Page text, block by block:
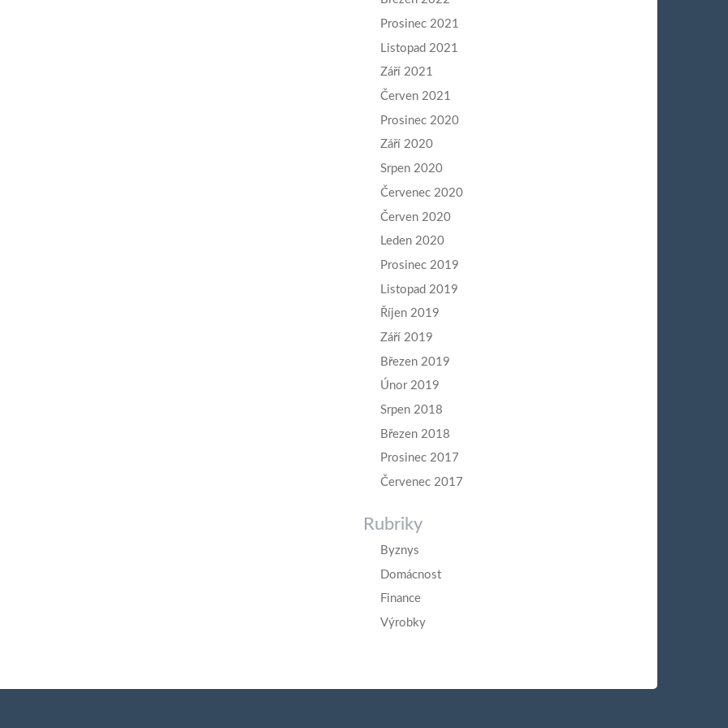
Prosinec 2021
Listopad 2021
Září 2021
Červen 2021
Prosinec 2020
Září 2020
Srpen 2020
Červenec 2020
Červen 2020
Leden 2020
Prosinec 2019
Listopad 2019
Říjen 2019
Září 2019
Březen 2019
Únor 2019
Srpen 2018
Březen 2018
Prosinec 2017
Červenec 2017
Rubriky
Byznys
Domácnost
Finance
Výrobky